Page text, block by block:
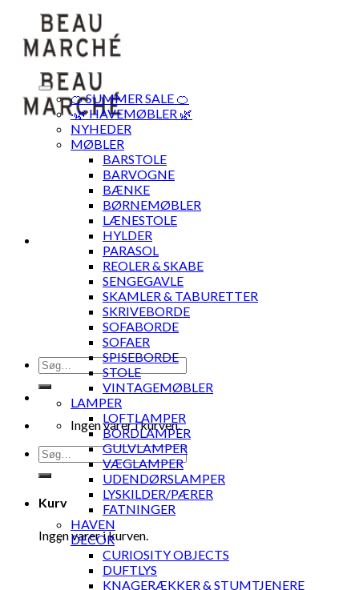
content
Søg
efter:
Ingen varer i kurven.
Søg
efter:
Kurv
Ingen varer i kurven.
🍊 SUMMER SALE 🍊
·🌿 HAVEMØBLER 🌿
NYHEDER
MØBLER
BARSTOLE
BARVOGNE
BÆNKE
BØRNEMØBLER
LÆNESTOLE
HYLDER
PARASOL
REOLER & SKABE
SENGEGAVLE
SKAMLER & TABURETTER
SKRIVEBORDE
SOFABORDE
SOFAER
SPISEBORDE
STOLE
VINTAGEMØBLER
LAMPER
LOFTLAMPER
BORDLAMPER
GULVLAMPER
VÆGLAMPER
UDENDØRSLAMPER
LYSKILDER/PÆRER
FATNINGER
HAVEN
DECOR
CURIOSITY OBJECTS
DUFTLYS
KNAGERÆKKER & STUMTJENERE